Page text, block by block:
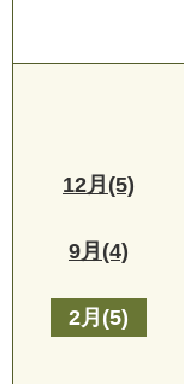
12月(5)
9月(4)
2月(5)